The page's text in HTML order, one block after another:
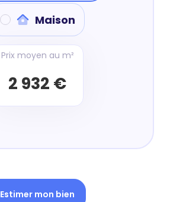
Maison
Prix moyen au m²
2 932 €
Estimer mon bien